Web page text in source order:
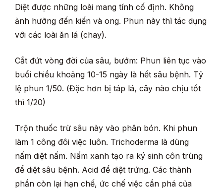
Diệt được những loài mang tính cố định. Không
ảnh hưởng đến kiến và ong. Phun này thì tác dụng
với các loài ăn lá (chay).
Cắt đứt vòng đời của sâu, bướm: Phun liên tục vào
buổi chiều khoảng 10-15 ngày là hết sâu bệnh. Tỷ
lệ phun 1/50. (Đặc hơn bị táp lá, cây nào chịu tốt
thì 1/20)
Trộn thuốc trừ sâu này vào phân bón. Khi phun
làm 1 công đôi việc luôn. Trichoderma là dùng
nấm diệt nấm. Nấm xanh tạo ra ký sinh côn trùng
để diệt sâu bệnh. Acid để diệt trứng. Các thành
phần còn lại hạn chế, ức chế việc cắn phá của